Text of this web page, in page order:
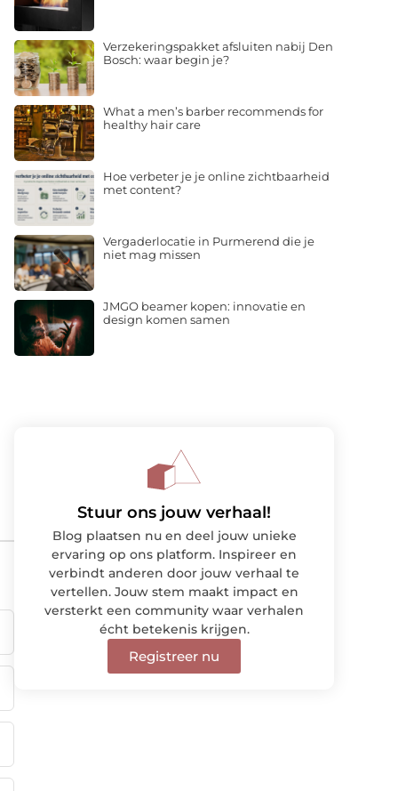
Verzekeringspakket afsluiten nabij Den
Bosch: waar begin je?
What a men’s barber recommends for
healthy hair care
Hoe verbeter je je online zichtbaarheid
met content?
Vergaderlocatie in Purmerend die je
niet mag missen
JMGO beamer kopen: innovatie en
design komen samen
Stuur ons jouw verhaal!
Blog plaatsen nu en deel jouw unieke
ervaring op ons platform. Inspireer en
verbindt anderen door jouw verhaal te
vertellen. Jouw stem maakt impact en
versterkt een community waar verhalen
écht betekenis krijgen.
Registreer nu